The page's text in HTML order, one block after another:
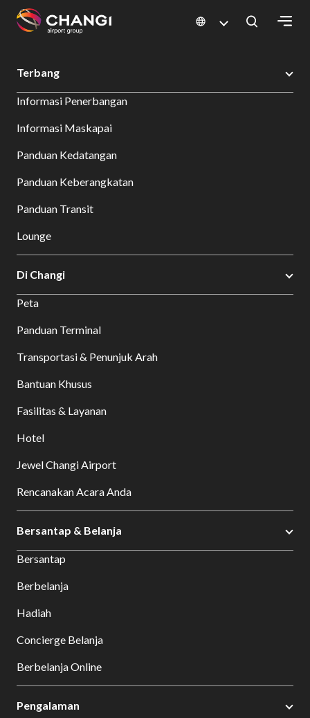
Changi
Language
Changi Airport Bersantap dan Belanja Direktori Toko Shop Detail
Terbang
Informasi Penerbangan
Informasi Maskapai
Panduan Kedatangan
Panduan Keberangkatan
Panduan Transit
Lounge
Di Changi
Peta
Panduan Terminal
Transportasi & Penunjuk Arah
Bantuan Khusus
Fasilitas & Layanan
Hotel
Jewel Changi Airport
Rencanakan Acara Anda
Bersantap & Belanja
Bersantap
Berbelanja
Hadiah
Concierge Belanja
Berbelanja Online
Pengalaman